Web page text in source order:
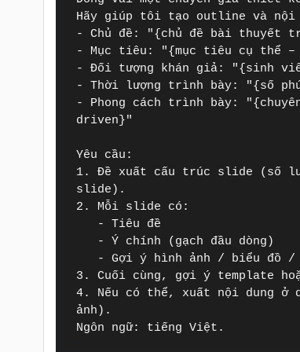
Hãy giúp tôi tạo outline và
- Chủ đề: "{chủ đề bài thuyết
- Mục tiêu: "{mục tiêu cụ thể –
- Đối tượng khán giả: "{sinh
- Thời lượng trình bày: "{số
- Phong cách trình bày:
driven}"
Yêu cầu:
1. Đề xuất cấu trúc slide (số
slide).
2. Mỗi slide có:
3. Cuối cùng, gợi ý template
4. Nếu có thể, xuất nội dung ở
ảnh).
Ngôn ngữ: tiếng Việt.